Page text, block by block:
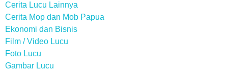
Cerita Lucu Lainnya
Cerita Mop dan Mob Papua
Ekonomi dan Bisnis
Film / Video Lucu
Foto Lucu
Gambar Lucu